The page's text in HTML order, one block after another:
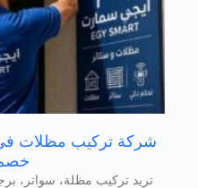
تريد تركيب مظلة، سواتر،